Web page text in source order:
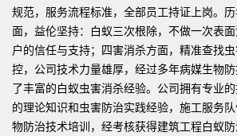
规范，服务流程标准，全部员工持证上岗。
面，益伦坚持：白蚁三次根除，不做一次表
户的信任与支持；四害消杀方面，精准查找
控，公司技术力量雄厚，经过多年病媒生物
了丰富的白蚁虫害消杀经验。公司拥有专业
的理论知识和虫害防治实践经验，施工服务
物防治技术培训，经考核获得建筑工程白蚁